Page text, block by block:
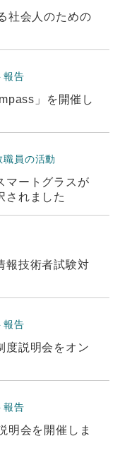
社会人のための
報告
」を開催し
職員の活動
マートグラスが
されました
報技術者試験対
報告
度説明会をオン
報告
明会を開催しま